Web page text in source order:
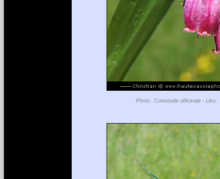
Photo : Consoude officinale - Lieu